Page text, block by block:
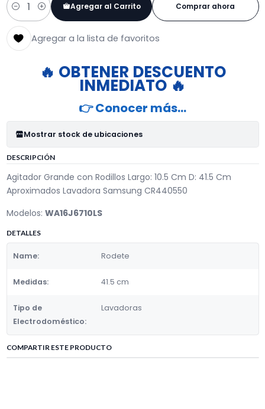
Cantidad
Agregar al Carrito Comprar ahora
Agregar a la lista de favoritos
🔥 OBTENER DESCUENTO
INMEDIATO 🔥
👉 Conocer más…
Mostrar stock de ubicaciones
DESCRIPCIÓN
Agitador Grande con Rodillos Largo: 10.5 Cm D: 41.5 Cm
Aproximados Lavadora Samsung CR440550
Modelos: WA16J6710LS
DETALLES
Name: Rodete
Medidas: 41.5 cm
Tipo de
Electrodoméstico:
Lavadoras
COMPARTIR ESTE PRODUCTO